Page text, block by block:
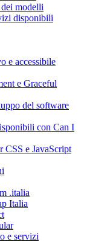
modelli
disponibili
e accessibile
e Graceful
del software
con Can I
CSS e JavaScript
.italia
Italia
e servizi